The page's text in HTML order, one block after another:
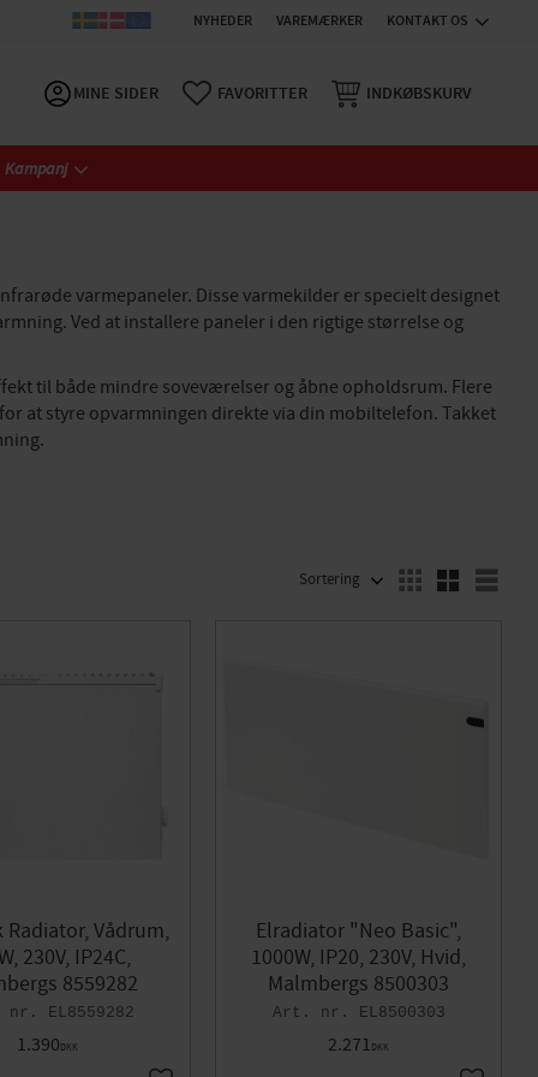
NYHEDER VAREMÆRKER KONTAKT OS
MINE SIDER FAVORITTER INDKØBSKURV
Kampanj
varmepaneler. Disse varmekilder er specielt designet
Ved at installere paneler i den rigtige størrelse og
til både mindre soveværelser og åbne opholdsrum. Flere
at styre opvarmningen direkte via din mobiltelefon. Takket
VÆLG SORTERINGSMETODE
Radiator, Vådrum,
230V, IP24C,
8559282
EL8559282
1.390DKK
Elradiator "Neo Basic",
1000W, IP20, 230V, Hvid,
Malmbergs 8500303
EL8500303
2.271DKK